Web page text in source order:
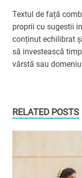
Textul de față
proprii cu sugestii
conținut echilibrat
să investească
vârstă sau
RELATED POSTS